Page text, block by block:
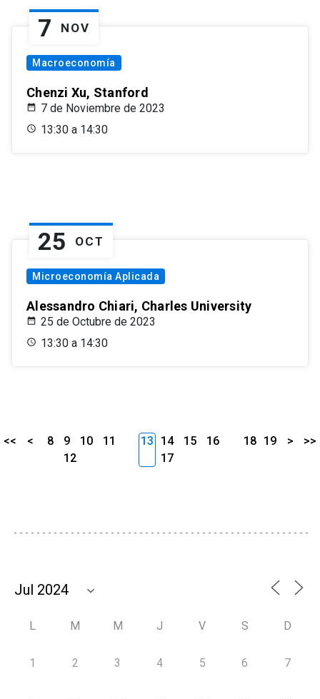
7 NOV
Macroeconomía
Chenzi Xu, Stanford
7 de Noviembre de 2023
13:30 a 14:30
25 OCT
Microeconomía Aplicada
Alessandro Chiari, Charles University
25 de Octubre de 2023
13:30 a 14:30
<< < 8 9 10
11
12
13 14 15
16
17
18 19 > >>
L M M J V S D
1 2 3 4 5 6 7